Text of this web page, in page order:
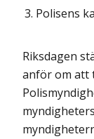
3. Polisens
Riksdagen
anför om att